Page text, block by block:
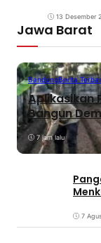
13 Desember
Jawa Barat
BandungBerita
Aplikasikan
Bangun
7 jam lalu
7